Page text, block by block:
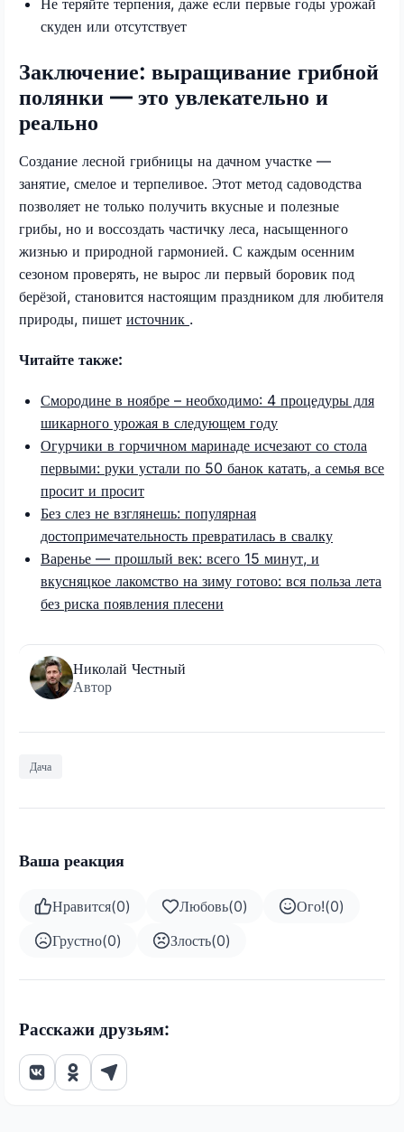
скуден или отсутствует
Заключение: выращивание грибной
полянки — это увлекательно и
реально
Создание лесной грибницы на дачном участке —
занятие, смелое и терпеливое. Этот метод садоводства
позволяет не только получить вкусные и полезные
грибы, но и воссоздать частичку леса, насыщенного
жизнью и природной гармонией. С каждым осенним
сезоном проверять, не вырос ли первый боровик под
берёзой, становится настоящим праздником для любителя
природы, пишет источник .
Читайте также:
Смородине в ноябре – необходимо: 4 процедуры для
шикарного урожая в следующем году
Огурчики в горчичном маринаде исчезают со стола
первыми: руки устали по 50 банок катать, а семья все
просит и просит
Без слез не взглянешь: популярная
достопримечательность превратилась в свалку
Варенье — прошлый век: всего 15 минут, и
вкусняцкое лакомство на зиму готово: вся польза лета
без риска появления плесени
Николай Честный
Автор
Дача
Ваша реакция
Нравится(0) Любовь(0) Ого!(0)
Грустно(0) Злость(0)
Расскажи друзьям: